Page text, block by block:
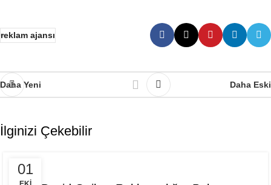
reklam ajansı
Daha Yeni Daha Eski
İlginizi Çekebilir
01
REKLAM PAZARLAMA